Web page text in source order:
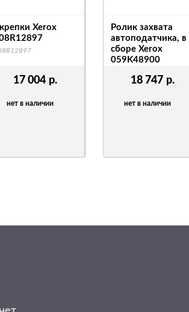
17 004 р.
нет в наличии
Xerox
18 747 р.
нет в наличии
Ролик захвата
автоподатчика, в
сборе Xerox
059K48900